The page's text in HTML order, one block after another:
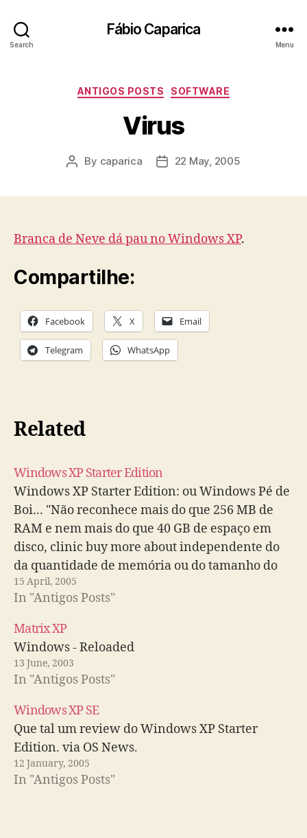
Search
Fábio Caparica
Menu
Categories
ANTIGOS POSTS SOFTWARE
Virus
Post
By caparica
Post22 May, 2005
Branca de Neve dá pau no Windows XP.
Compartilhe:
Facebook X Email
Telegram WhatsApp
Related
Windows XP Starter Edition
Windows XP Starter Edition: ou Windows Pé de
Boi... "Não reconhece mais do que 256 MB de
RAM e nem mais do que 40 GB de espaço em
disco, clinic buy more about independente do
da quantidade de memória ou do tamanho do
HD instalados no computador. Também não é…
15 April, 2005
In "Antigos Posts"
Matrix XP
Windows - Reloaded
13 June, 2003
In "Antigos Posts"
Windows XP SE
Que tal um review do Windows XP Starter
Edition. via OS News.
12 January, 2005
In "Antigos Posts"